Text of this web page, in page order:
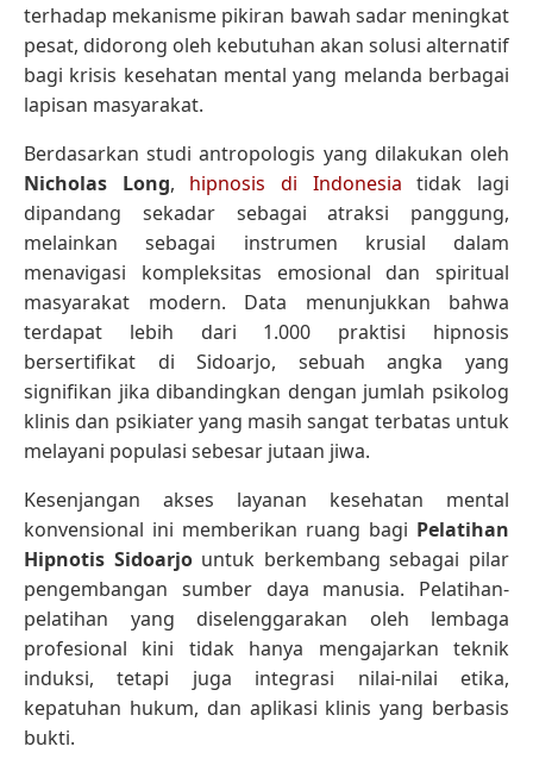
terhadap mekanisme pikiran bawah sadar meningkat
pesat, didorong oleh kebutuhan akan solusi alternatif
bagi krisis kesehatan mental yang melanda berbagai
lapisan masyarakat.
Berdasarkan studi antropologis yang dilakukan oleh
Nicholas Long, hipnosis di Indonesia tidak lagi
dipandang sekadar sebagai atraksi panggung,
melainkan sebagai instrumen krusial dalam
menavigasi kompleksitas emosional dan spiritual
masyarakat modern. Data menunjukkan bahwa
terdapat lebih dari 1.000 praktisi hipnosis
bersertifikat di Sidoarjo, sebuah angka yang
signifikan jika dibandingkan dengan jumlah psikolog
klinis dan psikiater yang masih sangat terbatas untuk
melayani populasi sebesar jutaan jiwa.
Kesenjangan akses layanan kesehatan mental
konvensional ini memberikan ruang bagi Pelatihan
Hipnotis Sidoarjountuk berkembang sebagai pilar
pengembangan sumber daya manusia. Pelatihan-
pelatihan yang diselenggarakan oleh lembaga
profesional kini tidak hanya mengajarkan teknik
induksi, tetapi juga integrasi nilai-nilai etika,
kepatuhan hukum, dan aplikasi klinis yang berbasis
bukti.